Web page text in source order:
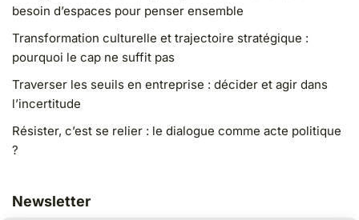
besoin d’espaces pour penser ensemble
Transformation culturelle et trajectoire stratégique :
pourquoi le cap ne suffit pas
Traverser les seuils en entreprise : décider et agir dans
l’incertitude
Résister, c’est se relier : le dialogue comme acte politique
?
Newsletter